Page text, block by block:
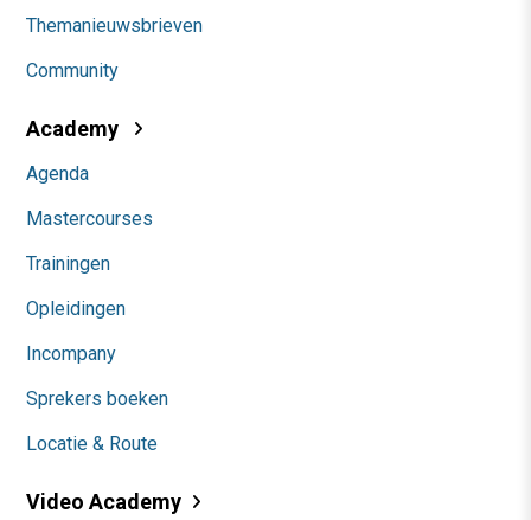
Themanieuwsbrieven
Community
Academy
Agenda
Mastercourses
Trainingen
Opleidingen
Incompany
Sprekers boeken
Locatie & Route
Video Academy